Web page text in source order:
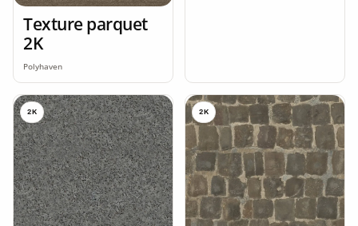
Texture parquet
2K
Polyhaven
2K 2K